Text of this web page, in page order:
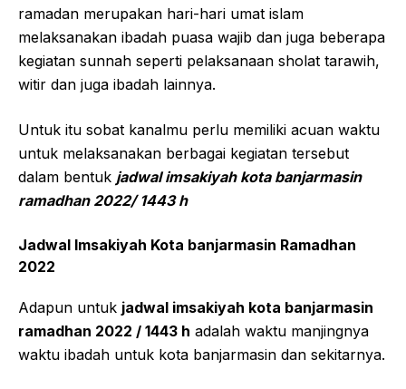
ramadan merupakan hari-hari umat islam
melaksanakan ibadah puasa wajib dan juga beberapa
kegiatan sunnah seperti pelaksanaan sholat tarawih,
witir dan juga ibadah lainnya.
Untuk itu sobat kanalmu perlu memiliki acuan waktu
untuk melaksanakan berbagai kegiatan tersebut
dalam bentuk jadwal imsakiyah kota banjarmasin
ramadhan 2022/ 1443 h
Jadwal Imsakiyah Kota banjarmasin Ramadhan
2022
Adapun untuk jadwal imsakiyah kota banjarmasin
ramadhan 2022 / 1443 h adalah waktu manjingnya
waktu ibadah untuk kota banjarmasin dan sekitarnya.